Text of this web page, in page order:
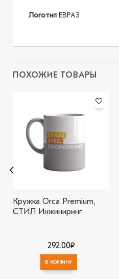
Логотип ЕВРАЗ
ПОХОЖИЕ ТОВАРЫ
Кружка Orca Premium,
СТИЛ Инжиниринг
292.00₽
В КОРЗИНУ